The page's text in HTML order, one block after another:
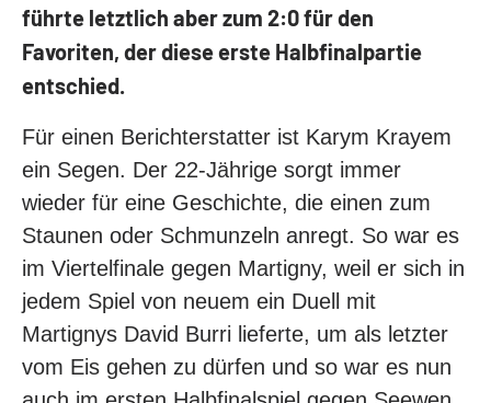
führte letztlich aber zum 2:0 für den
Favoriten, der diese erste Halbfinalpartie
entschied.
Für einen Berichterstatter ist Karym Krayem
ein Segen. Der 22-Jährige sorgt immer
wieder für eine Geschichte, die einen zum
Staunen oder Schmunzeln anregt. So war es
im Viertelfinale gegen Martigny, weil er sich in
jedem Spiel von neuem ein Duell mit
Martignys David Burri lieferte, um als letzter
vom Eis gehen zu dürfen und so war es nun